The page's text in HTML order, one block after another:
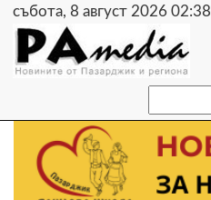
събота, 8 август 2026 02:38